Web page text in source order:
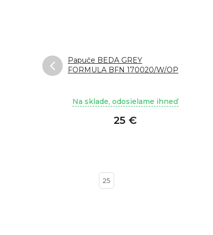
Papuče BEDA GREY
FORMULA BFN 170020/W/OP
Na sklade, odosielame ihneď
25 €
25